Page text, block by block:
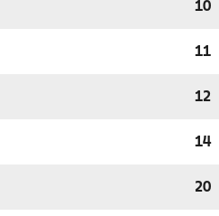
10
11
12
14
20